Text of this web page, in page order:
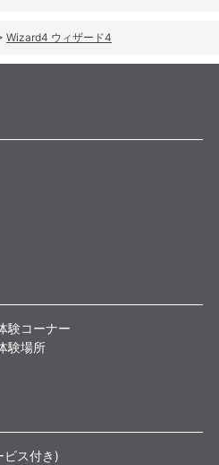
Wizard4 ウィザード4
験コーナー
験場所
ビス付き)